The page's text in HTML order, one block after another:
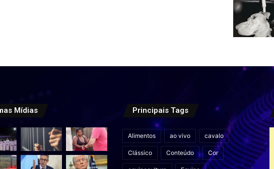
Mídias Principais Tags
Alimentos ao vivo cavalo
Clássico Conteúdo Cor